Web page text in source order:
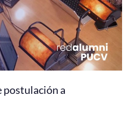
postulación a